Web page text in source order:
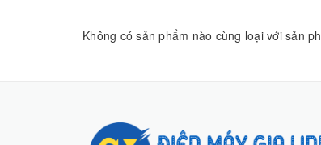
Không có sản phẩm nào cùng loại với sản